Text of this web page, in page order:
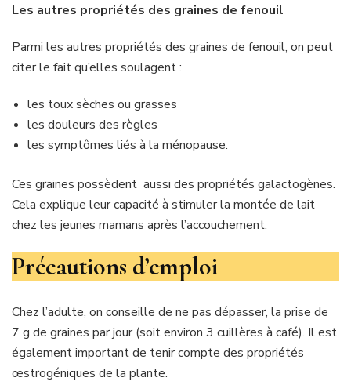
Les autres propriétés des graines de fenouil
Parmi les autres propriétés des graines de fenouil, on peut
citer le fait qu’elles soulagent :
les toux sèches ou grasses
les douleurs des règles
les symptômes liés à la ménopause.
Ces graines possèdent aussi des propriétés galactogènes.
Cela explique leur capacité à stimuler la montée de lait
chez les jeunes mamans après l’accouchement.
Précautions d’emploi
Chez l’adulte, on conseille de ne pas dépasser, la prise de
7 g de graines par jour (soit environ 3 cuillères à café). Il est
également important de tenir compte des propriétés
œstrogéniques de la plante.